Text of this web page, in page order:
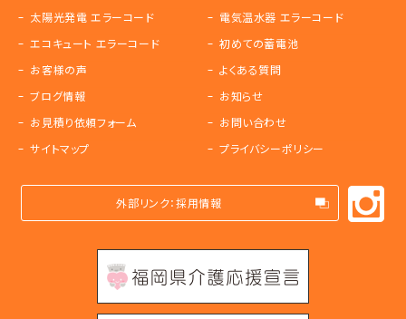
太陽光発電 エラーコード
電気温水器 エラーコード
エコキュート エラーコード
初めての蓄電池
お客様の声
よくある質問
ブログ情報
お知らせ
お見積り依頼フォーム
お問い合わせ
サイトマップ
プライバシーポリシー
外部リンク：採用情報